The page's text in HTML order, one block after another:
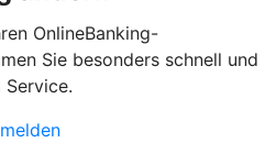
OnlineBanking-
Sie besonders schnell und
Service.